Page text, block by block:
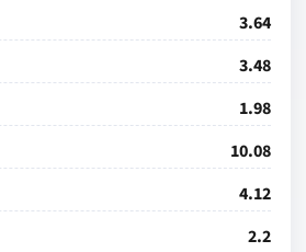
3.64
3.48
1.98
10.08
4.12
2.2